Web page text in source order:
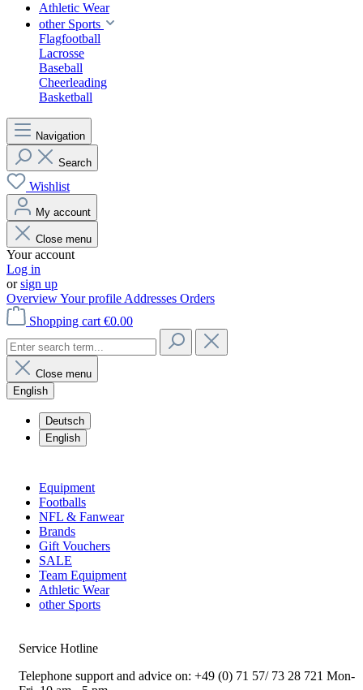
Athletic Wear
other Sports
Flagfootball
Lacrosse
Baseball
Cheerleading
Basketball
Navigation
Search
Wishlist
My account
Close menu
Your account
Log in
orsign up
OverviewYour profile Addresses Orders
Shopping cart €0.00
Close menu
English
Deutsch
English
Equipment
Footballs
NFL & Fanwear
Brands
Gift Vouchers
SALE
Team Equipment
Athletic Wear
other Sports
Service Hotline
Telephone support and advice on: +49 (0) 71 57/ 73 28 721 Mon-